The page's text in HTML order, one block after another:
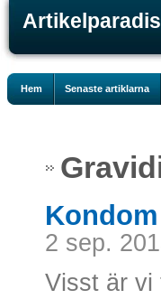
Artikelparadis
Hem Senaste artiklarna
2 sep.
Visst är vi